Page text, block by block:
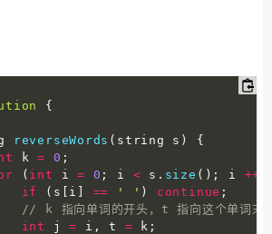
{
reverseWords ( string s )
{
k = 0 ;
( int i = 0 ; i < s . size ( ) ; i ++
if
( s i == ' ' ) continue ;
// k 指向单词的开头，t 指向这个单词末
int
j = i , t = k ;